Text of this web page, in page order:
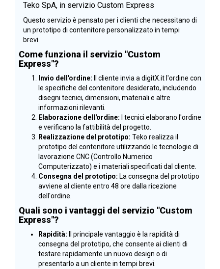
Teko SpA, in servizio Custom Express
Questo servizio è pensato per i clienti che necessitano di
un prototipo di contenitore personalizzato in tempi
brevi.
Come funziona il servizio "Custom
Express"?
Invio dell'ordine: Il cliente invia a digitX.it l'ordine con
le specifiche del contenitore desiderato, includendo
disegni tecnici, dimensioni, materiali e altre
informazioni rilevanti.
Elaborazione dell'ordine: I tecnici elaborano l'ordine
e verificano la fattibilità del progetto.
Realizzazione del prototipo: Teko realizza il
prototipo del contenitore utilizzando le tecnologie di
lavorazione CNC (Controllo Numerico
Computerizzato) e i materiali specificati dal cliente.
Consegna del prototipo: La consegna del prototipo
avviene al cliente entro 48 ore dalla ricezione
dell'ordine.
Quali sono i vantaggi del servizio "Custom
Express"?
Rapidità: Il principale vantaggio è la rapidità di
consegna del prototipo, che consente ai clienti di
testare rapidamente un nuovo design o di
presentarlo a un cliente in tempi brevi.